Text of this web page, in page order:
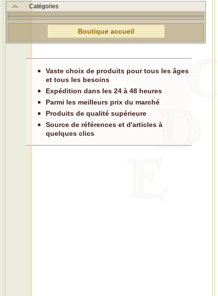
Catégories
Boutique accueil
Vaste choix de produits pour tous les âges
et tous les besoins
Expédition dans les 24 à 48 heures
Parmi les meilleurs prix du marché
Produits de qualité supérieure
Source de références et d'articles à
quelques clics